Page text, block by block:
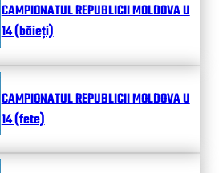
CAMPIONATUL REPUBLICII MOLDOVA U
14 (băieți)
CAMPIONATUL REPUBLICII MOLDOVA U
14 (fete)